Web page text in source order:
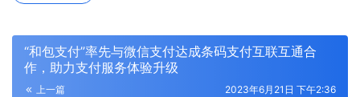
“和包支付”率先与微信支付达成条码支付互联互通合
作，助力支付服务体验升级
上一篇 2023年6月21日 下午2:36